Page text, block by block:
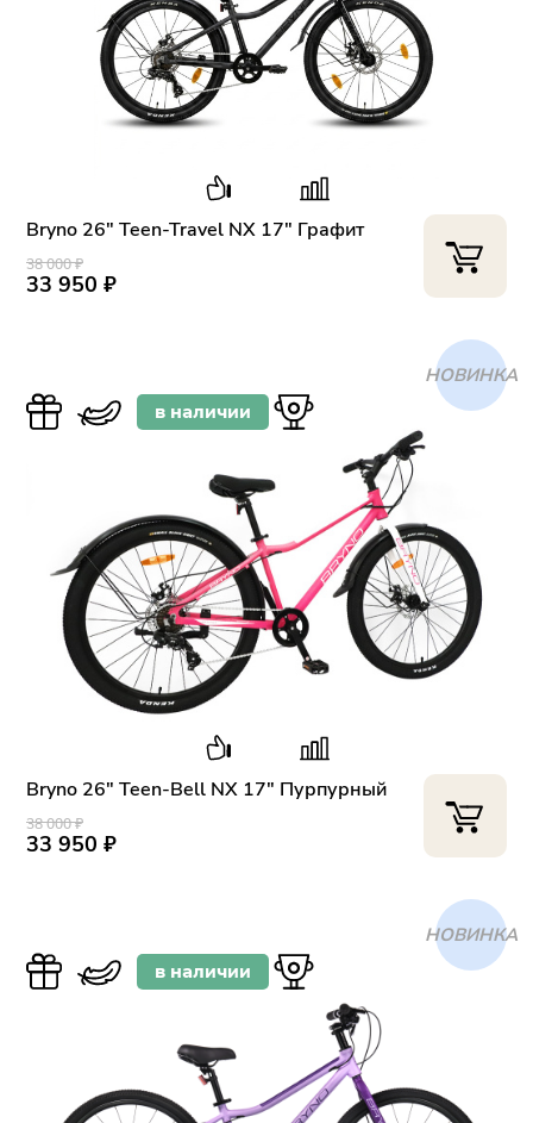
Bryno 26" Teen-Travel NX 17" Графит
38 000 ₽
33 950 ₽
в наличии
ХИТ
Bryno 26" Teen-Bell NX 17" Пурпурный
38 000 ₽
33 950 ₽
в наличии
ХИТ